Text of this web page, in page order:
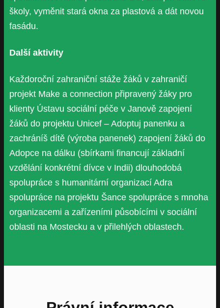
školy, vyměnit stará okna za plastová a dát novou
fasádu.
Další aktivity
Každoroční zahraniční stáže žáků v zahraničí
projekt Make a connection připravený žáky pro
klienty Ústavu sociální péče v Janově zapojení
žáků do projektu Unicef – Adoptuj panenku a
zachráníš dítě (výroba panenek) zapojení žáků do
Adopce na dálku (sbírkami financují základní
vzdělání konkrétní dívce v Indii) dlouhodobá
spolupráce s humanitární organizací Adra
spolupráce na projektu Šance spolupráce s mnoha
organizacemi a zařízeními působícími v sociální
oblasti na Mostecku a v přilehlých oblastech.